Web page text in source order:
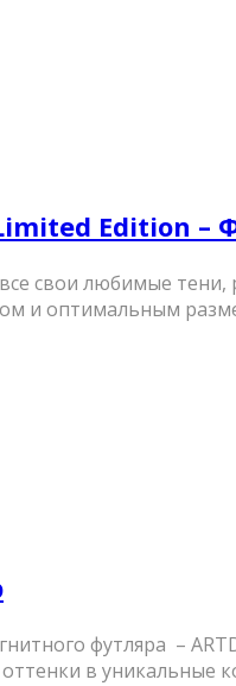
Edition –
свои любимые
и оптимальным
футляра –
в уникальные